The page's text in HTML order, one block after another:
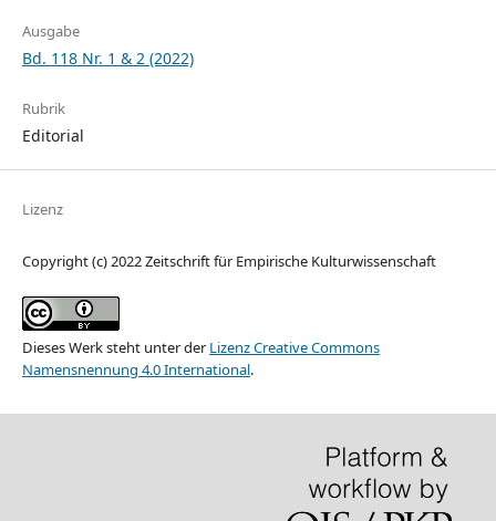
Ausgabe
Bd. 118 Nr. 1 & 2 (2022)
Rubrik
Editorial
Lizenz
Copyright (c) 2022 Zeitschrift für Empirische Kulturwissenschaft
Dieses Werk steht unter derLizenz Creative Commons
Namensnennung 4.0 International.